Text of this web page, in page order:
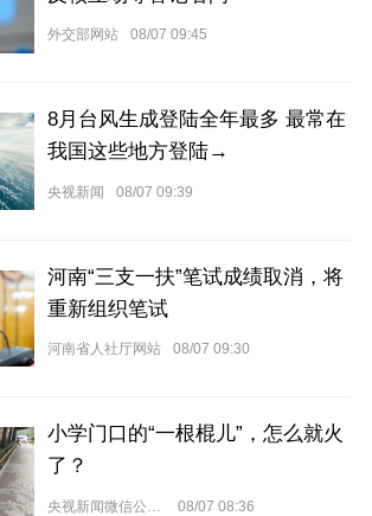
外交部网站 08/07 09:45
8月台风生成登陆全年最多 最常在
我国这些地方登陆→
央视新闻 08/07 09:39
河南“三支一扶”笔试成绩取消，将
重新组织笔试
河南省人社厅网站 08/07 09:30
小学门口的“一根棍儿”，怎么就火
了？
08/07 08:36